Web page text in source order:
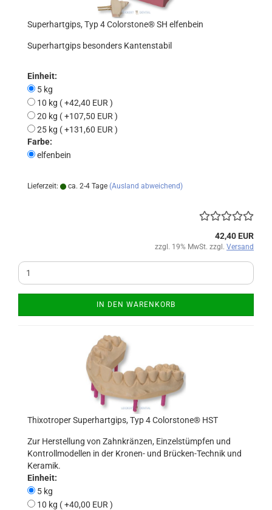
Superhartgips, Typ 4 Colorstone® SH elfenbein
Superhartgips besonders Kantenstabil
Einheit:
5 kg
10 kg ( +42,40 EUR )
20 kg ( +107,50 EUR )
25 kg ( +131,60 EUR )
Farbe:
elfenbein
Lieferzeit: ca. 2-4 Tage (Ausland abweichend)
42,40 EUR
zzgl. 19% MwSt. zzgl. Versand
IN DEN WARENKORB
Thixotroper Superhartgips, Typ 4 Colorstone® HST
Zur Herstellung von Zahnkränzen, Einzelstümpfen und
Kontrollmodellen in der Kronen- und Brücken-Technik und
Keramik.
Einheit:
5 kg
10 kg ( +40,00 EUR )